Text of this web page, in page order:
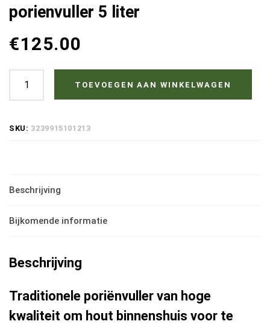
porienvuller 5 liter
€125.00
Blanchon
fond
liter
TOEVOEGEN AAN WINKELWAGEN
SKU: 3239915101213
Beschrijving
Bijkomende informatie
Beschrijving
Traditionele poriënvuller van hoge
kwaliteit om hout binnenshuis voor te